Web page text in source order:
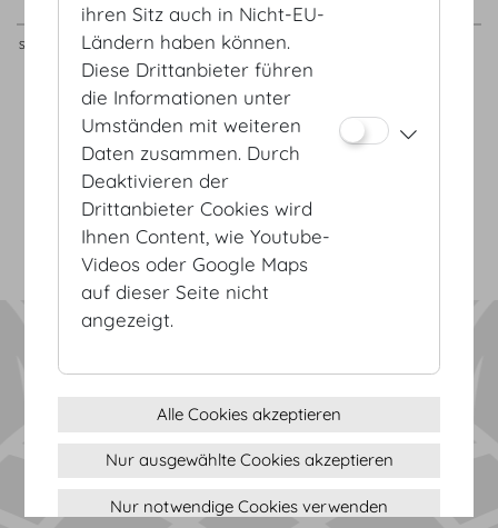
Seitenhalle - - -
AGB
Datenschutz
Impressum
Sitemap
(c) 2026 Hofburg Vienna, Heldenplatz, 1010 Wien
Cookie Einstellungen
ihren Sitz auch in Nicht-EU-
Ländern haben können.
Diese Drittanbieter führen
die Informationen unter
Umständen mit weiteren
Daten zusammen. Durch
Deaktivieren der
Drittanbieter Cookies wird
Ihnen Content, wie Youtube-
Videos oder Google Maps
auf dieser Seite nicht
angezeigt.
Alle Cookies akzeptieren
Nur ausgewählte Cookies akzeptieren
Nur notwendige Cookies verwenden